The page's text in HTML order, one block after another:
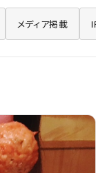
メディア掲載